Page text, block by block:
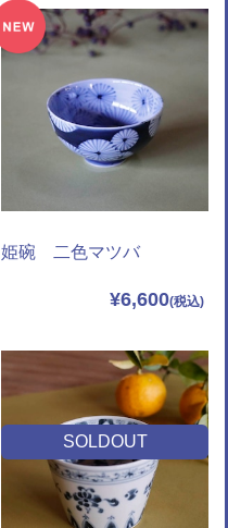
姫碗 二色マツバ
¥6,600
SOLDOUT